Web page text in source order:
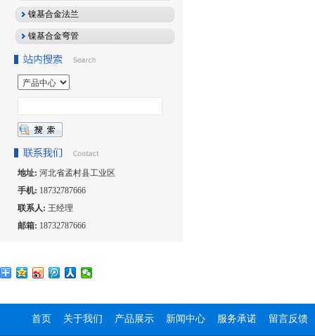
镍基合金法兰
镍基合金弯管
地址: 河北省孟村县工业区
手机: 18732787666
联系人: 王经理
邮箱: 18732787666
首页 关于我们 产品展示 新闻中心 服务承诺 留言反馈